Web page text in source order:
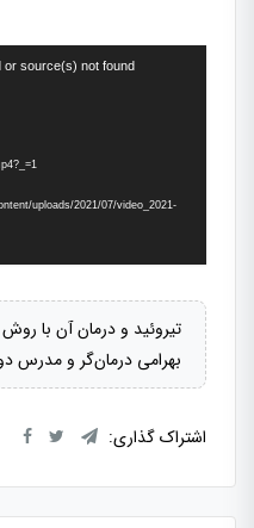
or source(s) not found
تیروئید و درمان آن با
بهرامی درمان‌گر و مدرس
اشتراک گذاری: